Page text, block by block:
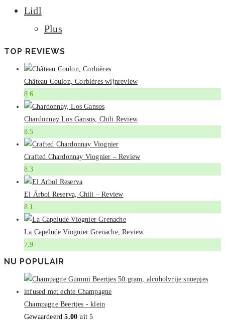
Lidl
Plus
TOP REVIEWS
Château Coulon, Corbières wijnreview
8.6
Chardonnay Los Gansos, Chili Review
8.5
Crafted Chardonnay Viognier – Review
8.3
El Árbol Reserva, Chili – Review
8.1
La Capelude Viognier Grenache, Review
7.9
NU POPULAIR
Champagne Beertjes - klein
Gewaardeerd5.00 uit 5